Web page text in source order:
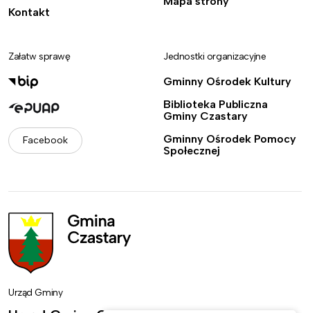
Kontakt
Załatw sprawę
Facebook
Jednostki organizacyjne
Gminny Ośrodek Kultury
Biblioteka Publiczna
Gminy Czastary
Gminny Ośrodek Pomocy
Społecznej
Urząd Gminy